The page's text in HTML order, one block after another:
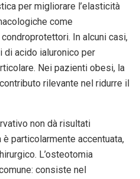
per migliorare l’elasticità
come
In alcuni casi,
di acido ialuronico per
Nei pazienti obesi, la
rilevante nel ridurre il
non dà risultati
particolarmente accentuata,
L’osteotomia
consiste nel